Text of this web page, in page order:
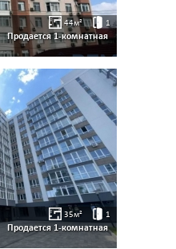
44м² 1
Продается 1-комнатная
35м² 1
Продается 1-комнатная